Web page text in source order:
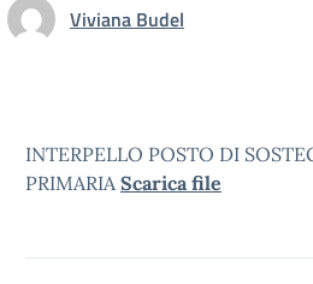
Viviana Budel
INTERPELLO POSTO DI
PRIMARIAScarica file